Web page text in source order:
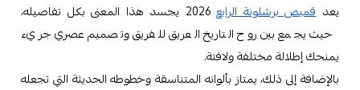
يعدقميص برشلونة الرابع
2026 يجسد هذا المعنى بكل تفاصيله،
حيث يجمع بين روح التاريخ العريق للفريق وتصميم عصري جريء
يمنحك إطلالة مختلفة ولافتة.
بالإضافة إلى ذلك، يمتاز بألوانه المتناسقة وخطوطه الحديثة التي تجعله